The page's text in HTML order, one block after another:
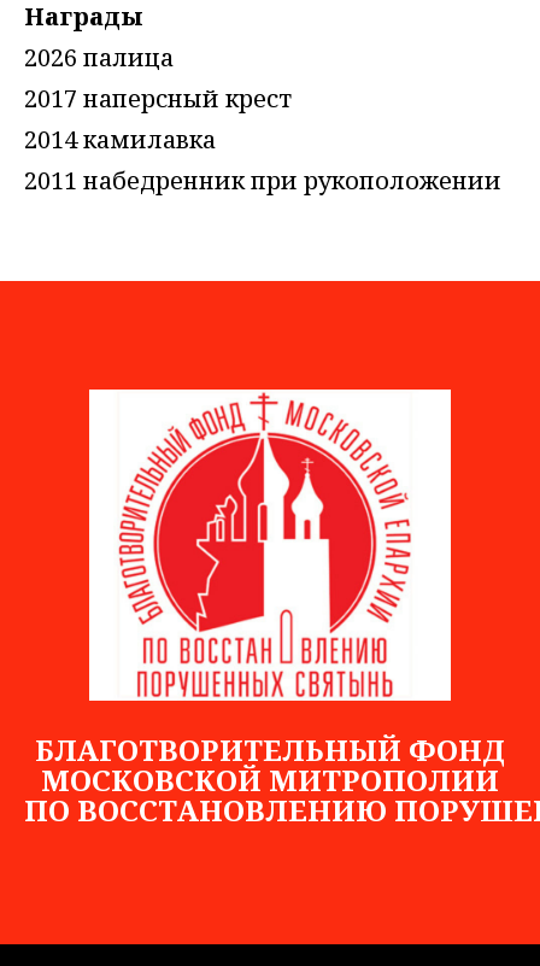
Награды
2026 палица
2017 наперсный крест
2014 камилавка
2011 набедренник при рукоположении
БЛАГОТВОРИТЕЛЬНЫЙ ФОНД
МОСКОВСКОЙ МИТРОПОЛИИ
ПО ВОССТАНОВЛЕНИЮ